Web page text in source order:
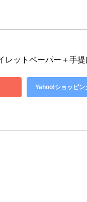
レットペーパー＋手提
Yahoo!ショッピン